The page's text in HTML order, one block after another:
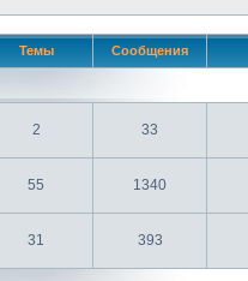
Темы Сообщения
2 33
55 1340
31 393